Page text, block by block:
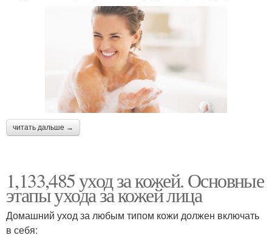
читать дальше →
1,133,485 уход за кожей. Основные
этапы ухода за кожей лица
Домашний уход за любым типом кожи должен включать
в себя: